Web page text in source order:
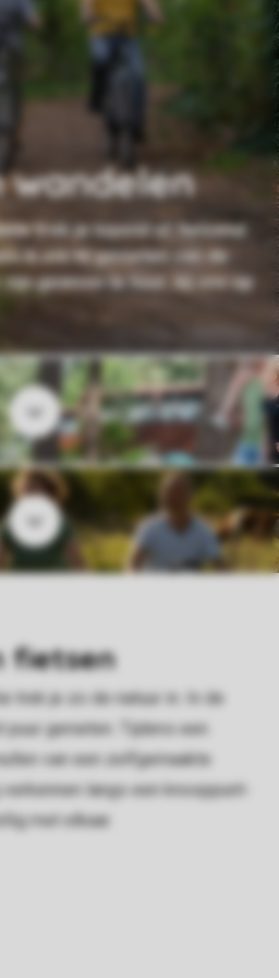
wandelen
trek je lopend of fietsend
in om te genieten van de
gewoon te huur, bij ons op
fietsen
trek je zo de natuur in. In de
puur genieten. Tijdens een
van een zelfgemaakte
langs een knooppunt-
met elkaar.